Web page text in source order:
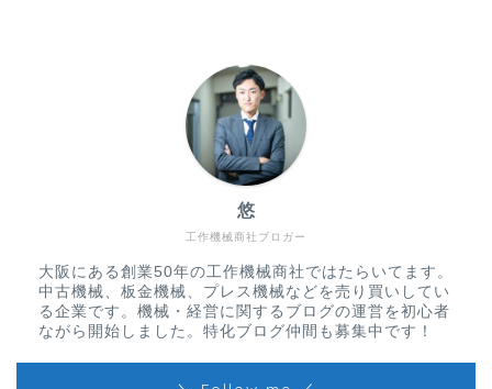
工作機械商社ブロガー
悠
大阪にある創業50年の工作機械商社ではたらいてます。
中古機械、板金機械、プレス機械などを売り買いしてい
る企業です。機械・経営に関するブログの運営を初心者
ながら開始しました。特化ブログ仲間も募集中です！